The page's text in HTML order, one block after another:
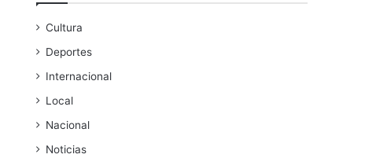
Cultura
Deportes
Internacional
Local
Nacional
Noticias